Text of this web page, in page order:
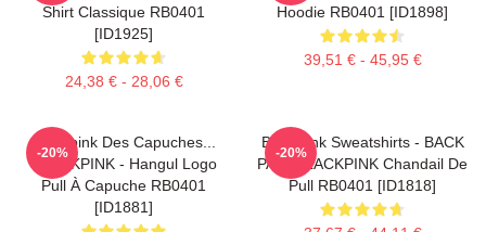
Shirt Classique RB0401
[ID1925]
24,38 € - 28,06 €
Hoodie RB0401 [ID1898]
39,51 € - 45,95 €
Blackpink Des Capuches...
BLACKPINK - Hangul Logo
Pull À Capuche RB0401
[ID1881]
-20%
Blackpink Sweatshirts - BACK
PAIN BLACKPINK Chandail De
Pull RB0401 [ID1818]
-20%